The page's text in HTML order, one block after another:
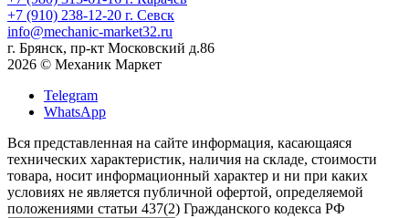
+7 (910) 238-12-20 г. Севск
info@mechanic-market32.ru
г. Брянск, пр-кт Московский д.86
2026 © Механик Маркет
Telegram
WhatsApp
Вся представленная на сайте информация, касающаяся
технических характеристик, наличия на складе, стоимости
товара, носит информационный характер и ни при каких
условиях не является публичной офертой, определяемой
положениями статьи 437(2) Гражданского кодекса РФ